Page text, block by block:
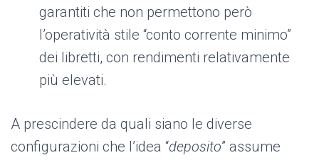
garantiti che non permettono però
l’operatività stile “conto corrente minimo”
dei libretti, con rendimenti relativamente
più elevati.
A prescindere da quali siano le diverse
configurazioni che l’idea “deposito” assume